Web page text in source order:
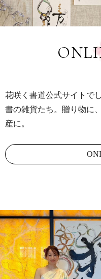
花咲く書道公式サイトで
書の雑貨たち。贈り物に
産に。